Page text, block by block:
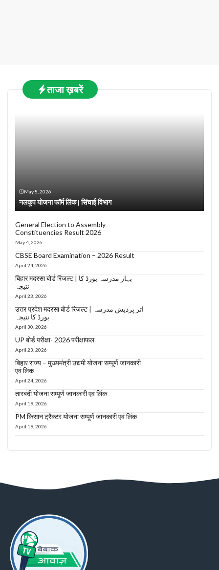
ताजा ख़बरें
May 8, 2026
नलकूप योजना फॉर्म लिंक | सिंचाई विभाग
General Election to Assembly
Constituencies Result 2026
May 4, 2026
CBSE Board Examination – 2026 Result
April 24, 2026
बिहार मदरसा बोर्ड रिजल्ट | بہار مدرسہ بورڈ کا
نتیجہ
April 23, 2026
उत्तर प्रदेश मदरसा बोर्ड रिजल्ट | اتر پردیش مدرسہ
بورڈ کا نتیجہ
April 30, 2026
UP बोर्ड परीक्षा- 2026 परीक्षाफल
April 23, 2026
बिहार राज्य – मुख्यमंत्री उद्यमी योजना सम्पूर्ण जानकारी
एवं लिंक
April 24, 2026
तारबंदी योजना सम्पूर्ण जानकारी एवं लिंक
April 19, 2026
PM किसान ट्रैक्टर योजना सम्पूर्ण जानकारी एवं लिंक
April 19, 2026